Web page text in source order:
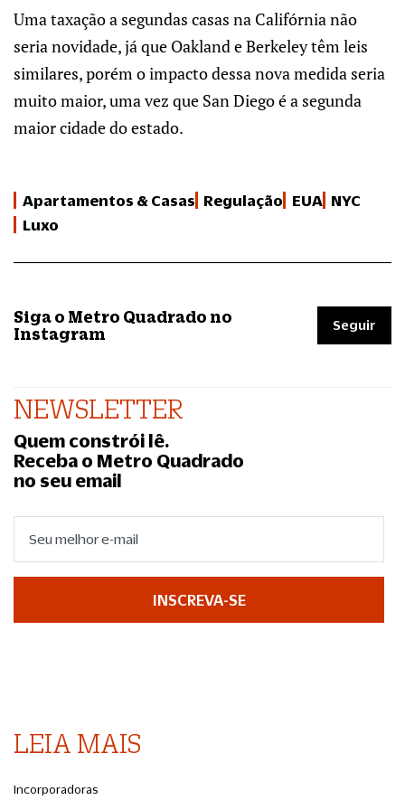
Uma taxação a segundas casas na Califórnia não
seria novidade, já que Oakland e Berkeley têm leis
similares, porém o impacto dessa nova medida seria
muito maior, uma vez que San Diego é a segunda
maior cidade do estado.
Apartamentos & Casas Regulação EUA NYC
Luxo
Siga o Metro Quadrado no
Instagram
Seguir
NEWSLETTER
Quem constrói lê.
Receba o Metro Quadrado
no seu email
INSCREVA-SE
LEIA MAIS
Incorporadoras